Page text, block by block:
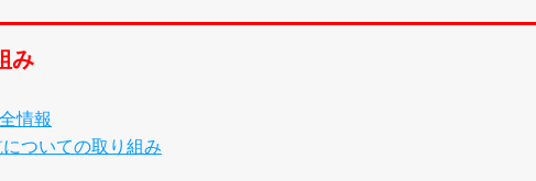
み
情報
ついての取り組み